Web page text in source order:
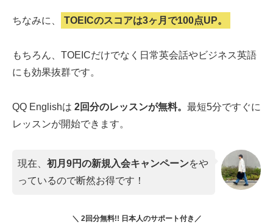
ちなみに、 TOEICのスコアは3ヶ月で100点UP。
もちろん、TOEICだけでなく日常英会話やビジネス英語
にも効果抜群です。
QQ Englishは 2回分のレッスンが無料。 最短5分ですぐに
レッスンが開始できます。
現在、 初月9円の新規入会キャンペーンをや
っているので断然お得です！
＼ 2回分無料!! 日本人のサポート付き／